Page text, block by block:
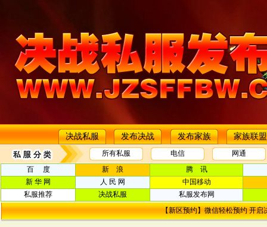
决战私服 发布决战 发布家族 家族联盟
所有私服 电信
网通
百 度
新 浪
腾 讯
新 华 网
人 民 网
中国移动
私服推荐
决战私服
私服发布网
【新区预约】微信轻松预约 开启